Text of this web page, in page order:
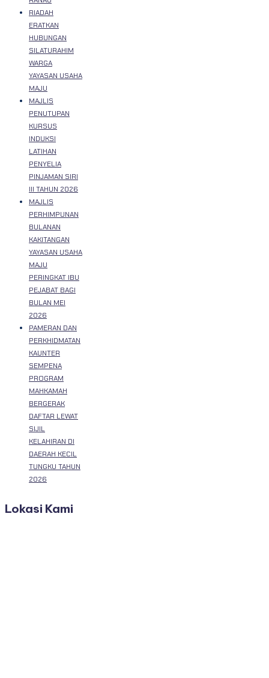
RIADAH
ERATKAN
HUBUNGAN
SILATURAHIM
WARGA
YAYASAN USAHA
MAJU
MAJLIS
PENUTUPAN
KURSUS
INDUKSI
LATIHAN
PENYELIA
PINJAMAN SIRI
III TAHUN 2026
MAJLIS
PERHIMPUNAN
BULANAN
KAKITANGAN
YAYASAN USAHA
MAJU
PERINGKAT IBU
PEJABAT BAGI
BULAN MEI
2026
PAMERAN DAN
PERKHIDMATAN
KAUNTER
SEMPENA
PROGRAM
MAHKAMAH
BERGERAK
DAFTAR LEWAT
SIJIL
KELAHIRAN DI
DAERAH KECIL
TUNGKU TAHUN
2026
Lokasi Kami